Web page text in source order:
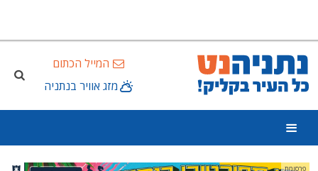
המייל הכתום
מזג אוויר בנתניה
פרסומת